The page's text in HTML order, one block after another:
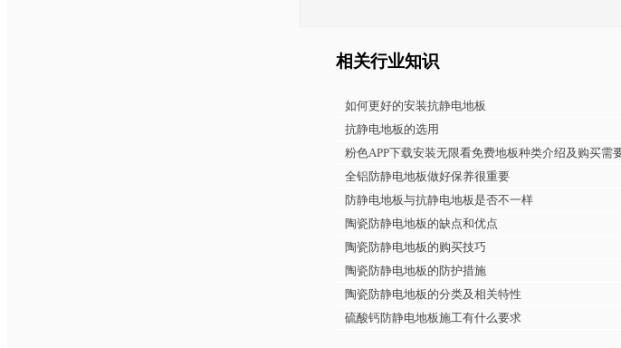
相关行业知识
如何更好的安装抗静电地板
抗静电地板的选用
粉色APP下载安装无限看免费地板种类介绍及购买需
全铝防静电地板做好保养很重要
防静电地板与抗静电地板是否不一样
陶瓷防静电地板的缺点和优点
陶瓷防静电地板的购买技巧
陶瓷防静电地板的防护措施
陶瓷防静电地板的分类及相关特性
硫酸钙防静电地板施工有什么要求